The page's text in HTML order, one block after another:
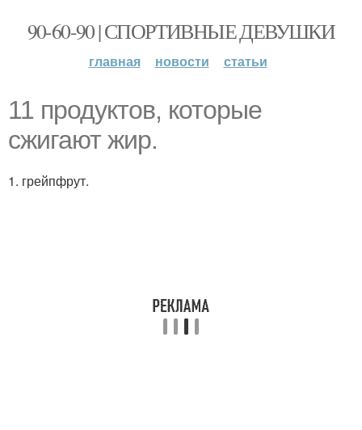
90-60-90 | СПОРТИВНЫЕ ДЕВУШКИ
главная новости статьи
11 продуктов, которые
сжигают жир.
1. грейпфрут.